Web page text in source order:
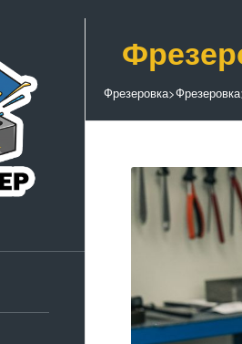
Фрезеровка>Фрезеровка